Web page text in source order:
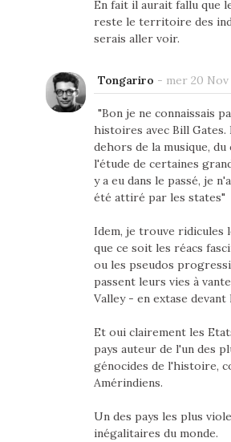
En fait il aurait fallu que
reste le territoire des
serais aller voir.
Tongariro - mer 20 Nov
"Bon je ne connaissais
histoires avec Bill Gates.
dehors de la musique, du
l'étude de certaines
y a eu dans le passé, je
été attiré par les states"
Idem, je trouve ridicules
que ce soit les réacs
ou les pseudos
passent leurs vies à
Valley - en extase
Et oui clairement les
pays auteur de l'un des
génocides de l'histoire,
Amérindiens.
Un des pays les plus
inégalitaires du monde.